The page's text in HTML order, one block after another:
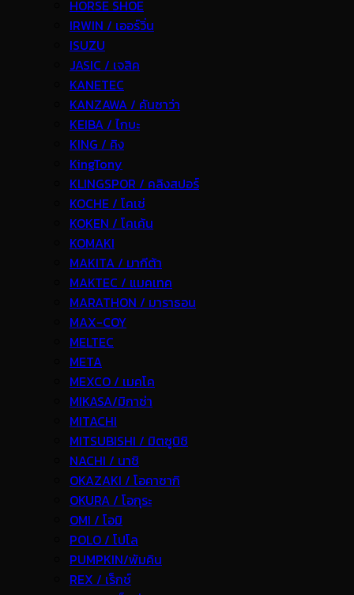
HORSE SHOE
IRWIN / เออร์วิ่น
ISUZU
JASIC / เจสิค
KANETEC
KANZAWA / คันซาว่า
KEIBA / ไกบะ
KING / คิง
KingTony
KLINGSPOR / คลิงสปอร์
KOCHE / โคเช่
KOKEN / โคเค้น
KOMAKI
MAKITA / มากีต้า
MAKTEC / แมคเทค
MARATHON / มาราธอน
MAX-COY
MELTEC
META
MEXCO / เมคโค
MIKASA/มิกาซ่า
MITACHI
MITSUBISHI / มิตซูบิชิ
NACHI / นาชิ
OKAZAKI / โอคาซากิ
OKURA / โอกุระ
OMI / โอมิ
POLO / โปโล
PUMPKIN/พัมคิน
REX / เร็กช์